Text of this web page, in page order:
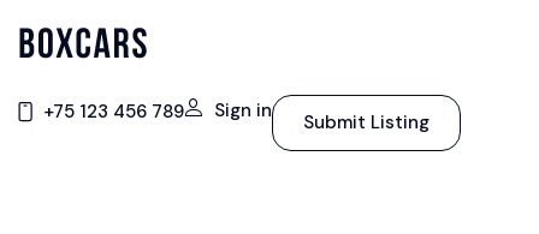
+75 123 456 789 Sign in Submit Listing